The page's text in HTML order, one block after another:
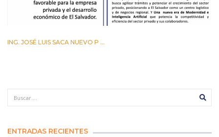
ING. JOSÉ LUIS SACA NUEVO P ...
ENTRADAS RECIENTES